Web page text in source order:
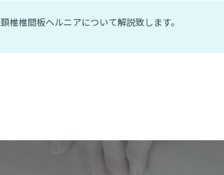
椎椎間板ヘルニアについて解説致します。